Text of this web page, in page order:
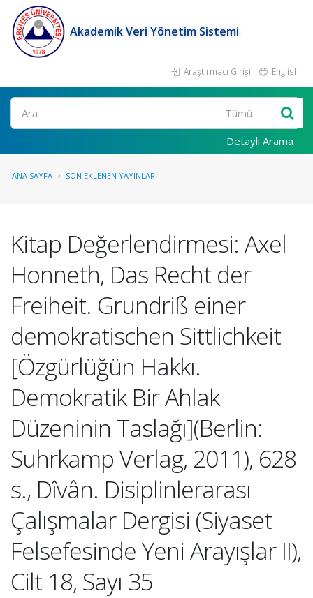
Akademik Veri Yönetim Sistemi
Araştırmacı Girişi English
Ara
Detaylı Arama
ANA SAYFA SON EKLENEN YAYINLAR
Kitap Değerlendirmesi: Axel
Honneth, Das Recht der
Freiheit. Grundriß einer
demokratischen Sittlichkeit
[Özgürlüğün Hakkı.
Demokratik Bir Ahlak
Düzeninin Taslağı](Berlin:
Suhrkamp Verlag, 2011), 628
s., Dîvân. Disiplinlerarası
Çalışmalar Dergisi (Siyaset
Felsefesinde Yeni Arayışlar II),
Cilt 18, Sayı 35